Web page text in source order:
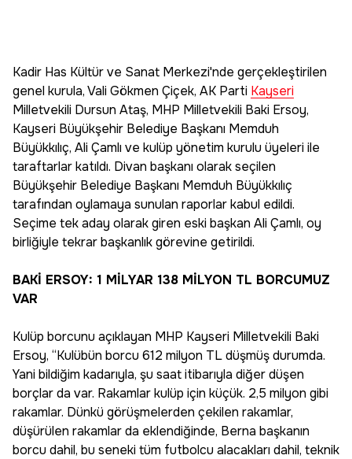
Kadir Has Kültür ve Sanat Merkezi'nde gerçekleştirilen
genel kurula, Vali Gökmen Çiçek, AK Parti Kayseri
Milletvekili Dursun Ataş, MHP Milletvekili Baki Ersoy,
Kayseri Büyükşehir Belediye Başkanı Memduh
Büyükkılıç, Ali Çamlı ve kulüp yönetim kurulu üyeleri ile
taraftarlar katıldı. Divan başkanı olarak seçilen
Büyükşehir Belediye Başkanı Memduh Büyükkılıç
tarafından oylamaya sunulan raporlar kabul edildi.
Seçime tek aday olarak giren eski başkan Ali Çamlı, oy
birliğiyle tekrar başkanlık görevine getirildi.
BAKİ ERSOY: 1 MİLYAR 138 MİLYON TL BORCUMUZ
VAR
Kulüp borcunu açıklayan MHP Kayseri Milletvekili Baki
Ersoy, “Kulübün borcu 612 milyon TL düşmüş durumda.
Yani bildiğim kadarıyla, şu saat itibarıyla diğer düşen
borçlar da var. Rakamlar kulüp için küçük. 2,5 milyon gibi
rakamlar. Dünkü görüşmelerden çekilen rakamlar,
düşürülen rakamlar da eklendiğinde, Berna başkanın
borcu dahil, bu seneki tüm futbolcu alacakları dahil, teknik